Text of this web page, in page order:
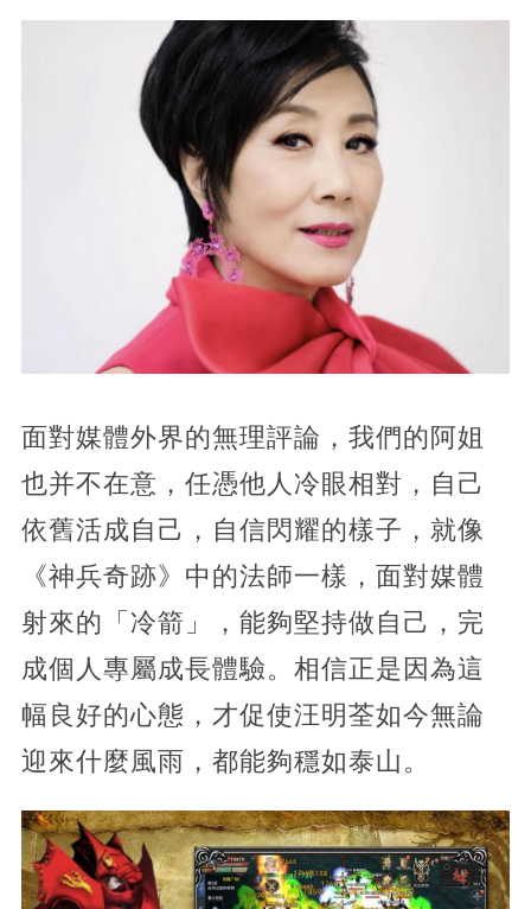
面對媒體外界的無理評論，我們的阿姐
也并不在意，任憑他人冷眼相對，自己
依舊活成自己，自信閃耀的樣子，就像
《神兵奇跡》中的法師一樣，面對媒體
射來的「冷箭」，能夠堅持做自己，完
成個人專屬成長體驗。相信正是因為這
幅良好的心態，才促使汪明荃如今無論
迎來什麼風雨，都能夠穩如泰山。